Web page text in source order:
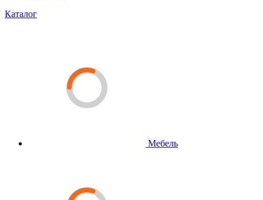
Каталог
Мебель